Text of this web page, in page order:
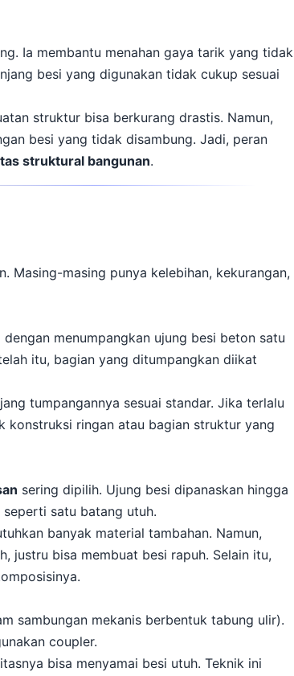
Ia membantu menahan gaya tarik yang tidak
besi yang digunakan tidak cukup sesuai
struktur bisa berkurang drastis. Namun,
besi yang tidak disambung. Jadi, peran
struktural bangunan.
Masing-masing punya kelebihan, kekurangan,
menumpangkan ujung besi beton satu
itu, bagian yang ditumpangkan diikat
tumpangannya sesuai standar. Jika terlalu
konstruksi ringan atau bagian struktur yang
sering dipilih. Ujung besi dipanaskan hingga
seperti satu batang utuh.
banyak material tambahan. Namun,
justru bisa membuat besi rapuh. Selain itu,
sambungan mekanis berbentuk tabung ulir).
coupler.
bisa menyamai besi utuh. Teknik ini